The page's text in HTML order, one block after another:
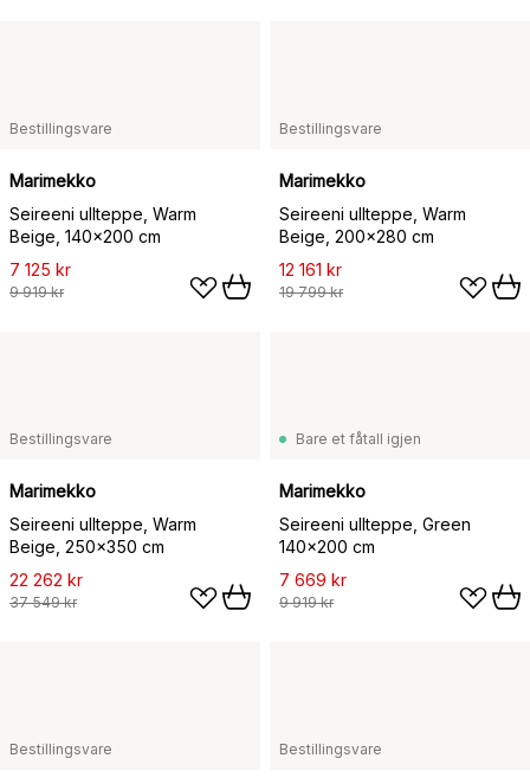
Bestillingsvare
Marimekko
Seireeni ullteppe, Warm
Beige, 140x200 cm
7 125 kr
9 919 kr
Bestillingsvare
Marimekko
Seireeni ullteppe, Warm
Beige, 200x280 cm
12 161 kr
19 799 kr
Bestillingsvare
Marimekko
Seireeni ullteppe, Warm
Beige, 250x350 cm
22 262 kr
37 549 kr
Bare et fåtall igjen
Marimekko
Seireeni ullteppe, Green
140x200 cm
7 669 kr
9 919 kr
Bestillingsvare Bestillingsvare